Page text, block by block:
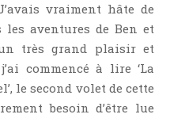
vraiment hâte de
aventures de Ben et
très grand plaisir et
commencé à lire ‘La
le second volet de cette
besoin d’être lue